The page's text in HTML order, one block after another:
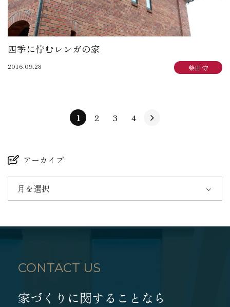
四季に佇むレンガの家
2016.09.28 柴田 守
1 2 3 4
アーカイブ
月を選択
CONTACT US
家づくりに関することなら